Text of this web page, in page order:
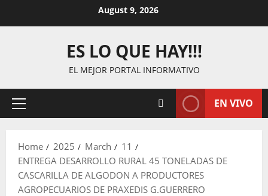
August 9, 2026
ES LO QUE HAY!!!
EL MEJOR PORTAL INFORMATIVO
Primary
EN VIVO
Home 2025 March
11
ENTREGA DESARROLLO RURAL 45 TONELADAS DE
CASCARILLA DE ALGODON A PRODUCTORES
AGROPECUARIOS DE PRAXEDIS G.GUERRERO